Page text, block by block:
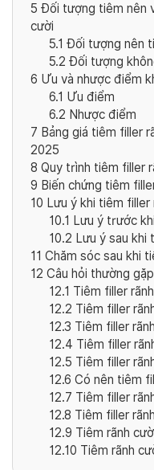
5 Đối tượng tiêm nên
cười
5.1 Đối tượng nên
5.2 Đối tượng
6 Ưu và nhược điểm
6.1 Ưu điểm
6.2 Nhược điểm
7 Bảng giá tiêm filler
2025
8 Quy trình tiêm filler
9 Biến chứng tiêm
10 Lưu ý khi tiêm filler
10.1 Lưu ý trước
10.2 Lưu ý sau khi
11 Chăm sóc sau khi
12 Câu hỏi thường gặp
12.1 Tiêm filler
12.2 Tiêm filler
12.3 Tiêm filler
12.4 Tiêm filler
12.5 Tiêm filler
12.6 Có nên tiêm
12.7 Tiêm filler
12.8 Tiêm filler
12.9 Tiêm rãnh
12.10 Tiêm rãnh